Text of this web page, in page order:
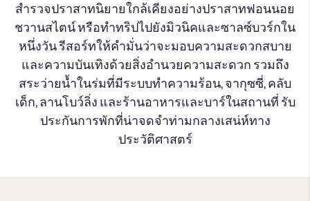
สำรวจปราสาทนิยายใกล้เคียงอย่างปราสาทฟอนนอย
ชวานสไตน์ หรือทำทริปไปยังมิวนิคและซาลซ์บวร์กใน
หนึ่งวัน รีสอร์ทให้คำมั่นว่าจะมอบความสะดวกสบาย
และความบันเทิงด้วยสิ่งอำนวยความสะดวก รวมถึง
สระว่ายน้ำในร่มที่มีระบบทำความร้อน, จากุซซี่, คลับ
เด็ก, ลานโบว์ลิ่ง และร้านอาหารและบาร์ในสถานที่ รับ
ประกันการพักที่น่าจดจำท่ามกลางเสน่ห์ทาง
ประวัติศาสตร์